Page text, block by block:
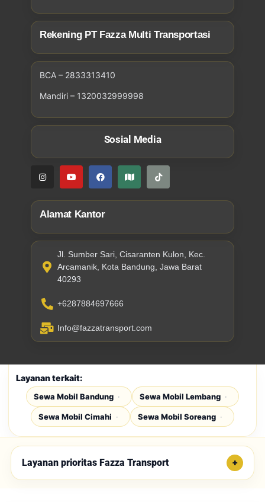
Rekening PT Fazza Multi Transportasi
BCA – 2833313410
Mandiri – 1320032999998
Sosial Media
Alamat Kantor
Jl. Sumber Sari, Cisaranten Kulon, Kec.
Arcamanik, Kota Bandung, Jawa Barat
40293
+6287884697666
Info@fazzatransport.com
Layanan terkait:
Sewa Mobil Bandung Sewa Mobil Lembang
Sewa Mobil Cimahi Sewa Mobil Soreang
Layanan prioritas Fazza Transport